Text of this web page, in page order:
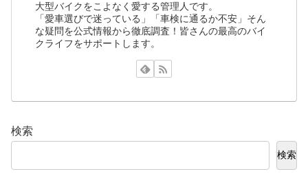
大型バイクをこよなく愛する管理人です。
「愛車選びで迷っている」「車検に通るか不安」そん
な疑問を公式情報から徹底調査！皆さんの最高のバイ
クライフをサポートします。
検索
検索